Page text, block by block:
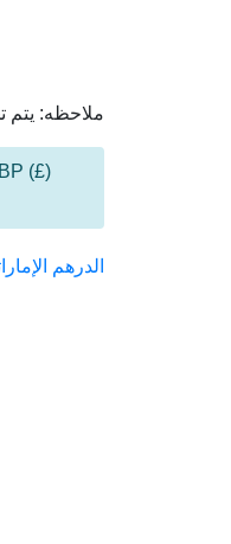
ملاحظه: يتم
(£) GBP
الدرهم